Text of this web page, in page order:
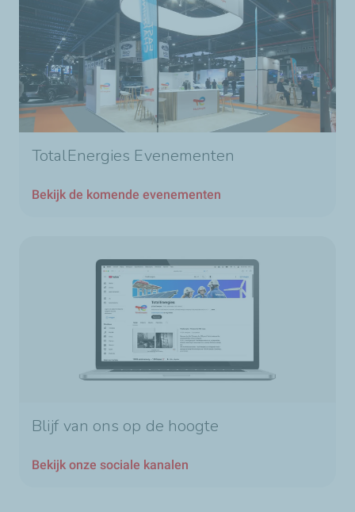
TotalEnergies Evenementen
Bekijk de komende evenementen
Blijf van ons op de hoogte
Bekijk onze sociale kanalen